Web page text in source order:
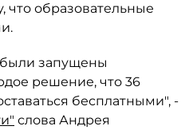
что образовательные
были запущены
решение, что 36
бесплатными", -
слова Андрея